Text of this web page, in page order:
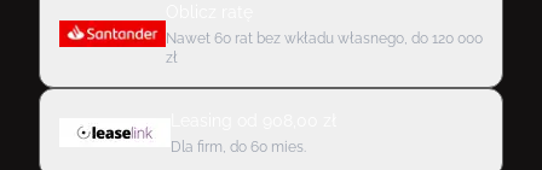
Nawet 60 rat bez wkładu własnego, do 120 000
zł
Dla firm, do 60 mies.